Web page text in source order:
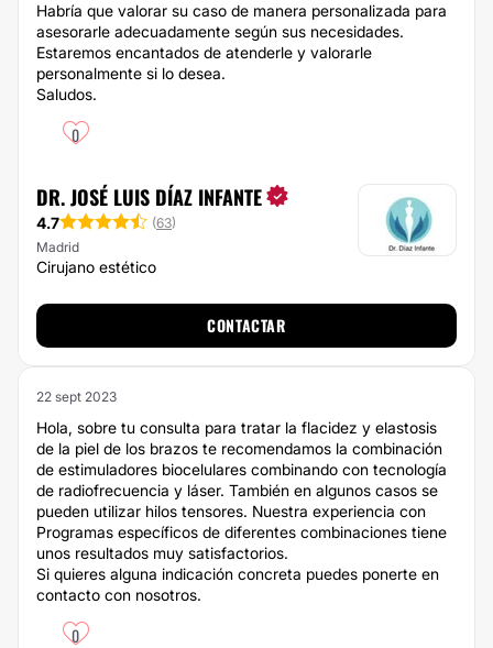
Habría que valorar su caso de manera personalizada para
asesorarle adecuadamente según sus necesidades.
Estaremos encantados de atenderle y valorarle
personalmente si lo desea.
Saludos.
0
DR. JOSÉ LUIS DÍAZ INFANTE
4.7 (63)
Madrid
Cirujano estético
CONTACTAR
22 sept 2023
Hola, sobre tu consulta para tratar la flacidez y elastosis
de la piel de los brazos te recomendamos la combinación
de estimuladores biocelulares combinando con tecnología
de radiofrecuencia y láser. También en algunos casos se
pueden utilizar hilos tensores. Nuestra experiencia con
Programas específicos de diferentes combinaciones tiene
unos resultados muy satisfactorios.
Si quieres alguna indicación concreta puedes ponerte en
contacto con nosotros.
0